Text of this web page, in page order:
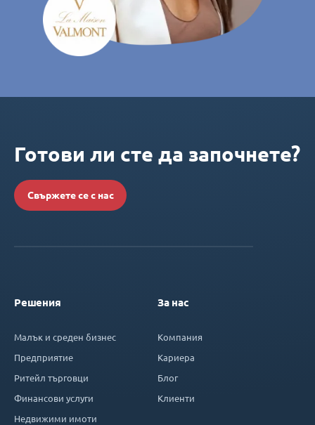
Готови ли сте да започнете?
Свържете се с нас
Решения
Малък и среден бизнес
Предприятие
Ритейл търговци
Финансови услуги
Недвижими имоти
За нас
Компания
Кариера
Блог
Клиенти